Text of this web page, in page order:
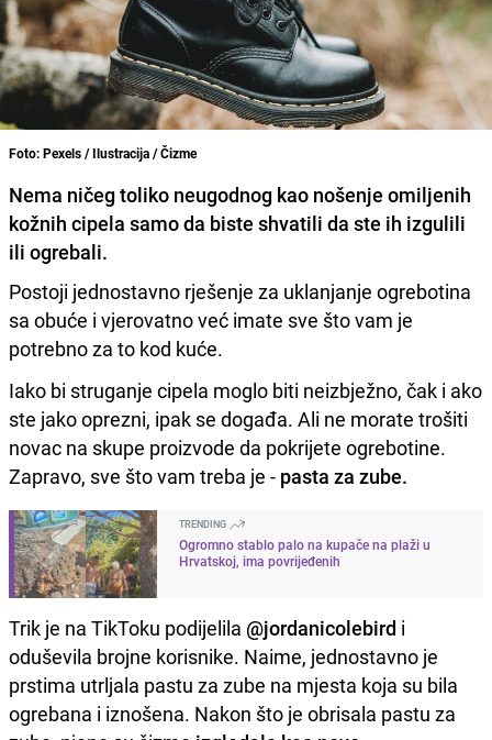
Foto: Pexels / Ilustracija / Čizme
Nema ničeg toliko neugodnog kao nošenje omiljenih
kožnih cipela samo da biste shvatili da ste ih izgulili
ili ogrebali.
Postoji jednostavno rješenje za uklanjanje ogrebotina
sa obuće i vjerovatno već imate sve što vam je
potrebno za to kod kuće.
Iako bi struganje cipela moglo biti neizbježno, čak i ako
ste jako oprezni, ipak se događa. Ali ne morate trošiti
novac na skupe proizvode da pokrijete ogrebotine.
Zapravo, sve što vam treba je - pasta za zube.
TRENDING
Ogromno stablo palo na kupače na plaži u
Hrvatskoj, ima povrijeđenih
Trik je na TikToku podijelila @jordanicolebird i
oduševila brojne korisnike. Naime, jednostavno je
prstima utrljala pastu za zube na mjesta koja su bila
ogrebana i iznošena. Nakon što je obrisala pastu za